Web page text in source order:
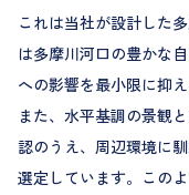
これは当社が設計した
は多摩川河口の豊かな
への影響を最小限に抑
また、水平基調の景観
認のうえ、周辺環境に
選定しています。この